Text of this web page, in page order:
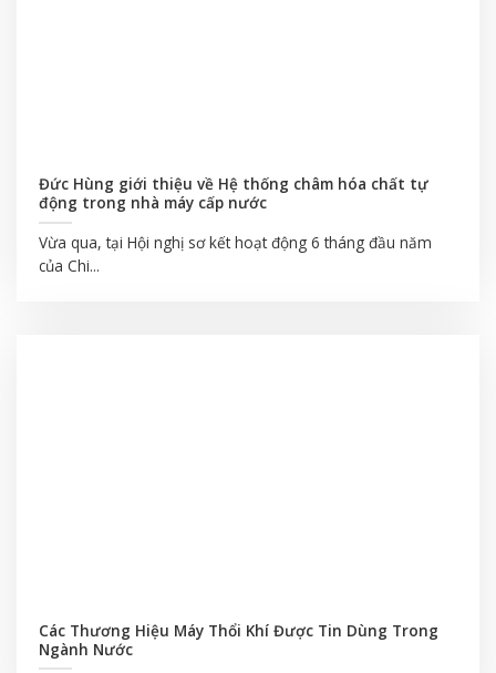
Đức Hùng giới thiệu về Hệ thống châm hóa chất tự
động trong nhà máy cấp nước
Vừa qua, tại Hội nghị sơ kết hoạt động 6 tháng đầu năm
của Chi...
Các Thương Hiệu Máy Thổi Khí Được Tin Dùng Trong
Ngành Nước